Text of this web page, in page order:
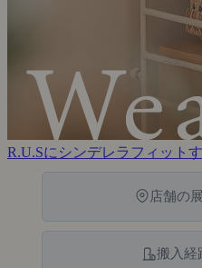
R.U.Sにシンデレラフィット
店舗の
搬入経